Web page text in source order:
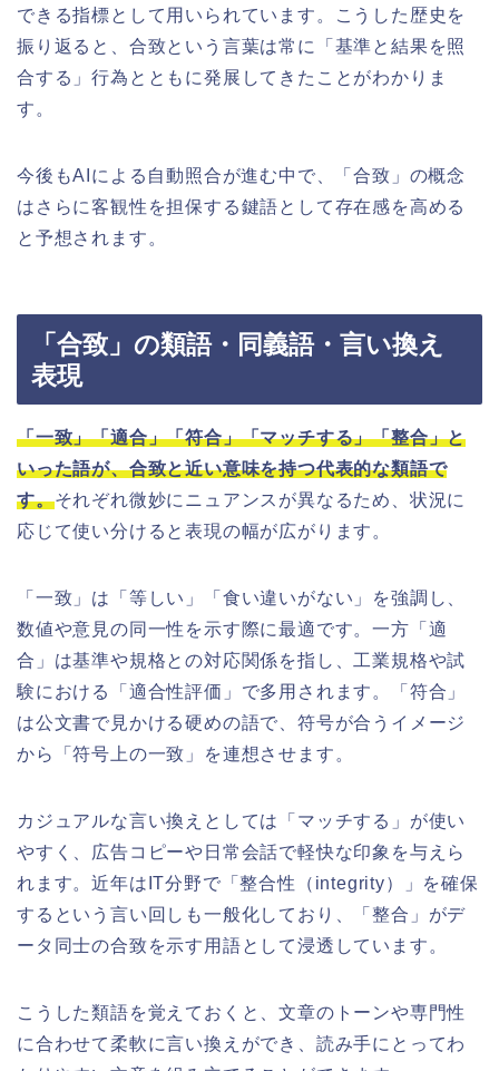
できる指標として用いられています。こうした歴史を
振り返ると、合致という言葉は常に「基準と結果を照
合する」行為とともに発展してきたことがわかりま
す。
今後もAIによる自動照合が進む中で、「合致」の概念
はさらに客観性を担保する鍵語として存在感を高める
と予想されます。
「合致」の類語・同義語・言い換え
表現
「一致」「適合」「符合」「マッチする」「整合」と
いった語が、合致と近い意味を持つ代表的な類語で
す。それぞれ微妙にニュアンスが異なるため、状況に
応じて使い分けると表現の幅が広がります。
「一致」は「等しい」「食い違いがない」を強調し、
数値や意見の同一性を示す際に最適です。一方「適
合」は基準や規格との対応関係を指し、工業規格や試
験における「適合性評価」で多用されます。「符合」
は公文書で見かける硬めの語で、符号が合うイメージ
から「符号上の一致」を連想させます。
カジュアルな言い換えとしては「マッチする」が使い
やすく、広告コピーや日常会話で軽快な印象を与えら
れます。近年はIT分野で「整合性（integrity）」を確保
するという言い回しも一般化しており、「整合」がデ
ータ同士の合致を示す用語として浸透しています。
こうした類語を覚えておくと、文章のトーンや専門性
に合わせて柔軟に言い換えができ、読み手にとってわ